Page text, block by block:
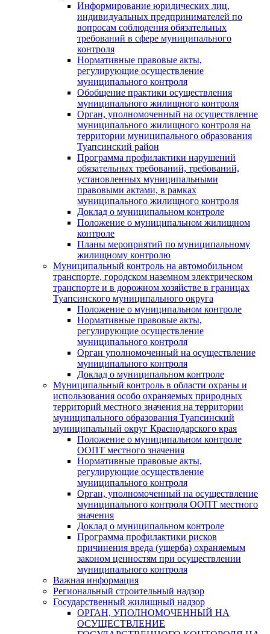
Информирование юридических лиц,
индивидуальных предпринимателей по
вопросам соблюдения обязательных
требований в сфере муниципального
контроля
Нормативные правовые акты,
регулирующие осуществление
муниципального контроля
Обобщение практики осуществления
муниципального жилищного контроля
Орган, уполномоченный на осуществление
муниципального жилищного контроля на
территории муниципального образования
Туапсинский район
Программа профилактики нарушений
обязательных требований, требований,
установленных муниципальными
правовыми актами, в рамках
муниципального жилищного контроля
Доклад о муниципальном контроле
Положение о муниципальном жилищном
контроле
Планы мероприятий по муниципальному
жилищному контролю
Муниципальный контроль на автомобильном
транспорте, городском наземном электрическом
транспорте и в дорожном хозяйстве в границах
Туапсинского муниципального округа
Положение о муниципальном контроле
Нормативные правовые акты,
регулирующие осуществление
муниципального контроля
Орган уполномоченный на осуществление
муниципального контроля
Доклад о муниципальном контроле
Муниципальный контроль в области охраны и
использования особо охраняемых природных
территорий местного значения на территории
муниципального образования Туапсинский
муниципальный округ Краснодарского края
Положение о муниципальном контроле
ООПТ местного значения
Нормативные правовые акты,
регулирующие осуществление
муниципального контроля
Орган, уполномоченный на осуществление
муниципального контроля ООПТ местного
значения
Доклад о муниципальном контроле
Программа профилактики рисков
причинения вреда (ущерба) охраняемым
законом ценностям при осуществлении
муниципального контроля
Важная информация
Региональный строительный надзор
Государственный жилищный надзор
ОРГАН, УПОЛНОМОЧЕННЫЙ НА
ОСУЩЕСТВЛЕНИЕ